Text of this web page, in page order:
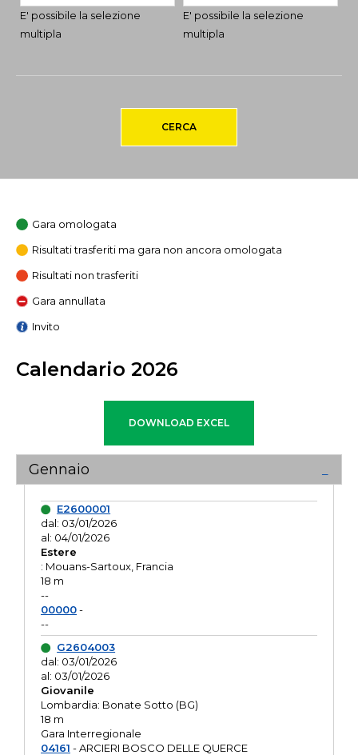
E' possibile la selezione
multipla
E' possibile la selezione
multipla
CERCA
Gara omologata
Risultati trasferiti ma gara non ancora omologata
Risultati non trasferiti
Gara annullata
Invito
Calendario 2026
Gennaio
E2600001
dal: 03/01/2026
al: 04/01/2026
Estere
: Mouans-Sartoux, Francia
18 m
--
00000-
--
G2604003
dal: 03/01/2026
al: 03/01/2026
Giovanile
Lombardia: Bonate Sotto (BG)
18 m
Gara Interregionale
04161 - ARCIERI BOSCO DELLE QUERCE